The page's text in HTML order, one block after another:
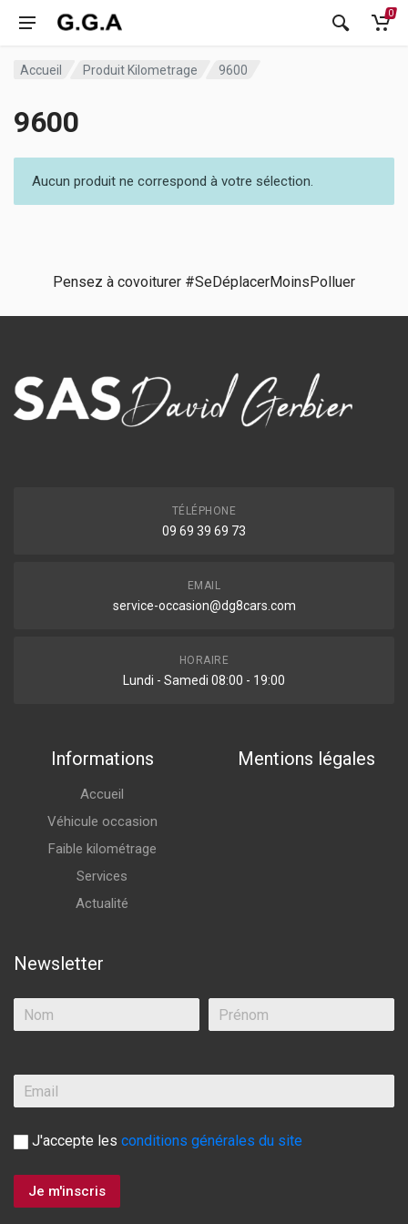
0
Accueil Produit Kilometrage 9600
9600
Aucun produit ne correspond à votre sélection.
Pensez à covoiturer #SeDéplacerMoinsPolluer
TÉLÉPHONE
09 69 39 69 73
EMAIL
service-occasion@dg8cars.com
HORAIRE
Lundi - Samedi 08:00 - 19:00
Informations
Accueil
Véhicule occasion
Faible kilométrage
Services
Actualité
Mentions légales
Newsletter
J'accepte les conditions générales du site